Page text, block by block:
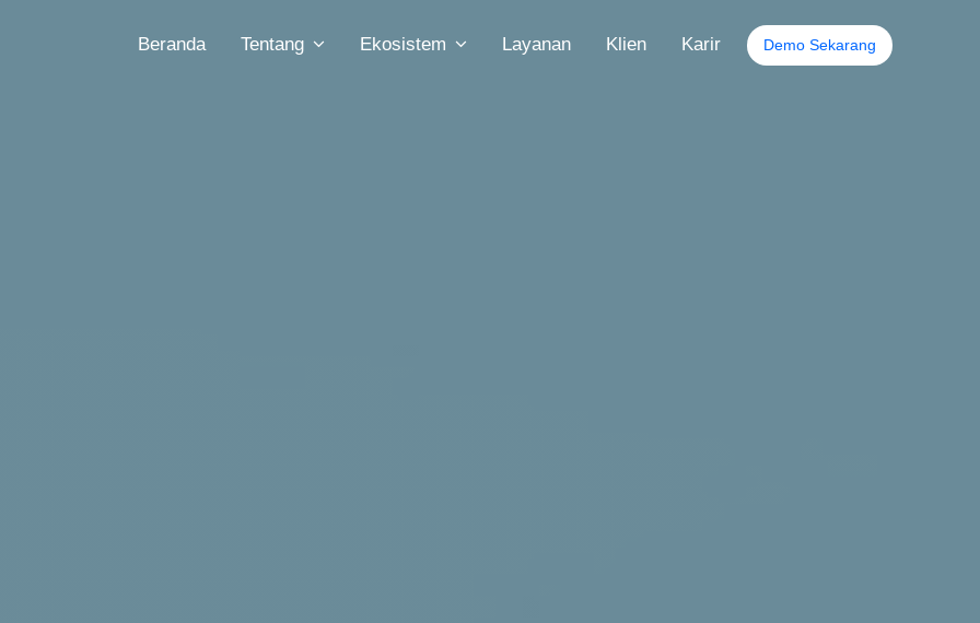
Beranda Tentang Ekosistem Layanan Klien Karir Demo Sekarang